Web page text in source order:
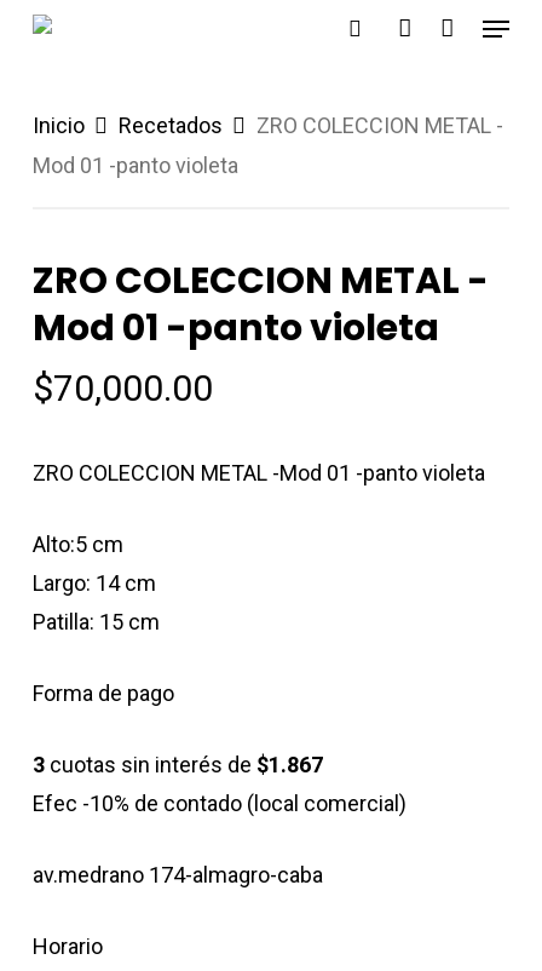
Skip
content
Menu
Inicio Recetados
ZRO COLECCION METAL -
Mod 01 -panto violeta
ZRO COLECCION METAL -
Mod 01 -panto violeta
$70,000.00
ZRO COLECCION METAL -Mod 01 -panto violeta
Alto:5 cm
Largo: 14 cm
Patilla: 15 cm
Forma de pago
3cuotas sin interés de $1.867
Efec -10% de contado (local comercial)
av.medrano 174-almagro-caba
Horario